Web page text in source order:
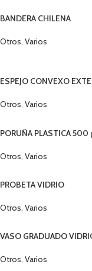
BANDERA CHILENA
Otros, Varios
ESPEJO CONVEXO
Otros, Varios
PORUÑA PLASTICA
Otros, Varios
PROBETA VIDRIO
Otros, Varios
VASO GRADUADO
Otros, Varios